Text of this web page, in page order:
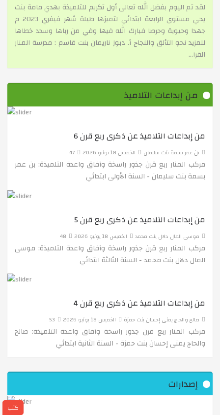
حفلة يوم العلم و نهاية الفصل الثاني
مسابقة التهجئة "Spelling Bee"
Le monde des contes
حملة تحسيسية حول السلامة المرورية
المشاريع في مادة العلوم الفيزيائية
أكتشف عالم الحيوان
التكنولوجيا الجديدة
وقفة الأحد : قيمة * إفشاء السلام*
لقد تم اليوم بفضل الله تعالى أول تكريم للتلميذة بهدي مامة بنت
يحي مستوى الرابعة ابتدائي لتميزها طيلة شهر فيفري 2023 م
جهدا وحيوية وحرصا فبارك الله فيها وفي من رباها وسدد خطاها
للمزيد نحو التألق والنجاح أ. دبوز ناريمان بنت قاسم : مدرسة المنار
القرآ...
من إبداعات التلاميذ
من إبداعات التلاميذ عن ذكرى ربع قرن 6
بن عمر بسمة بنت سليمان الخميس 18 يونيو 2026 47
مركب المنار ربع قرن جذور راسخة وآفاق واعدة التلميذة: بن عمر
بسمة بنت سليمان - السنة الأولى ابتدائي
من إبداعات التلاميذ عن ذكرى ربع قرن 5
موسى المال دلال بنت محمد الخميس 18 يونيو 2026 48
مركب المنار ربع قرن جذور راسخة وآفاق واعدة التلميذة: موسى
المال دلال بنت محمد - السنة الثالثة ابتدائي
من إبداعات التلاميذ عن ذكرى ربع قرن 4
صالح والحاج يمنى إحسان بنت حمزة الخميس 18 يونيو 2026 53
مركب المنار ربع قرن جذور راسخة وآفاق واعدة التلميذة: صالح
والحاج يمنى إحسان بنت حمزة - السنة الثانية ابتدائي
إصدارات
كتب